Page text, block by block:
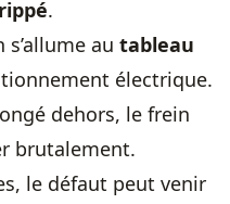
.
au tableau
électrique.
dehors, le frein
brutalement.
le défaut peut venir